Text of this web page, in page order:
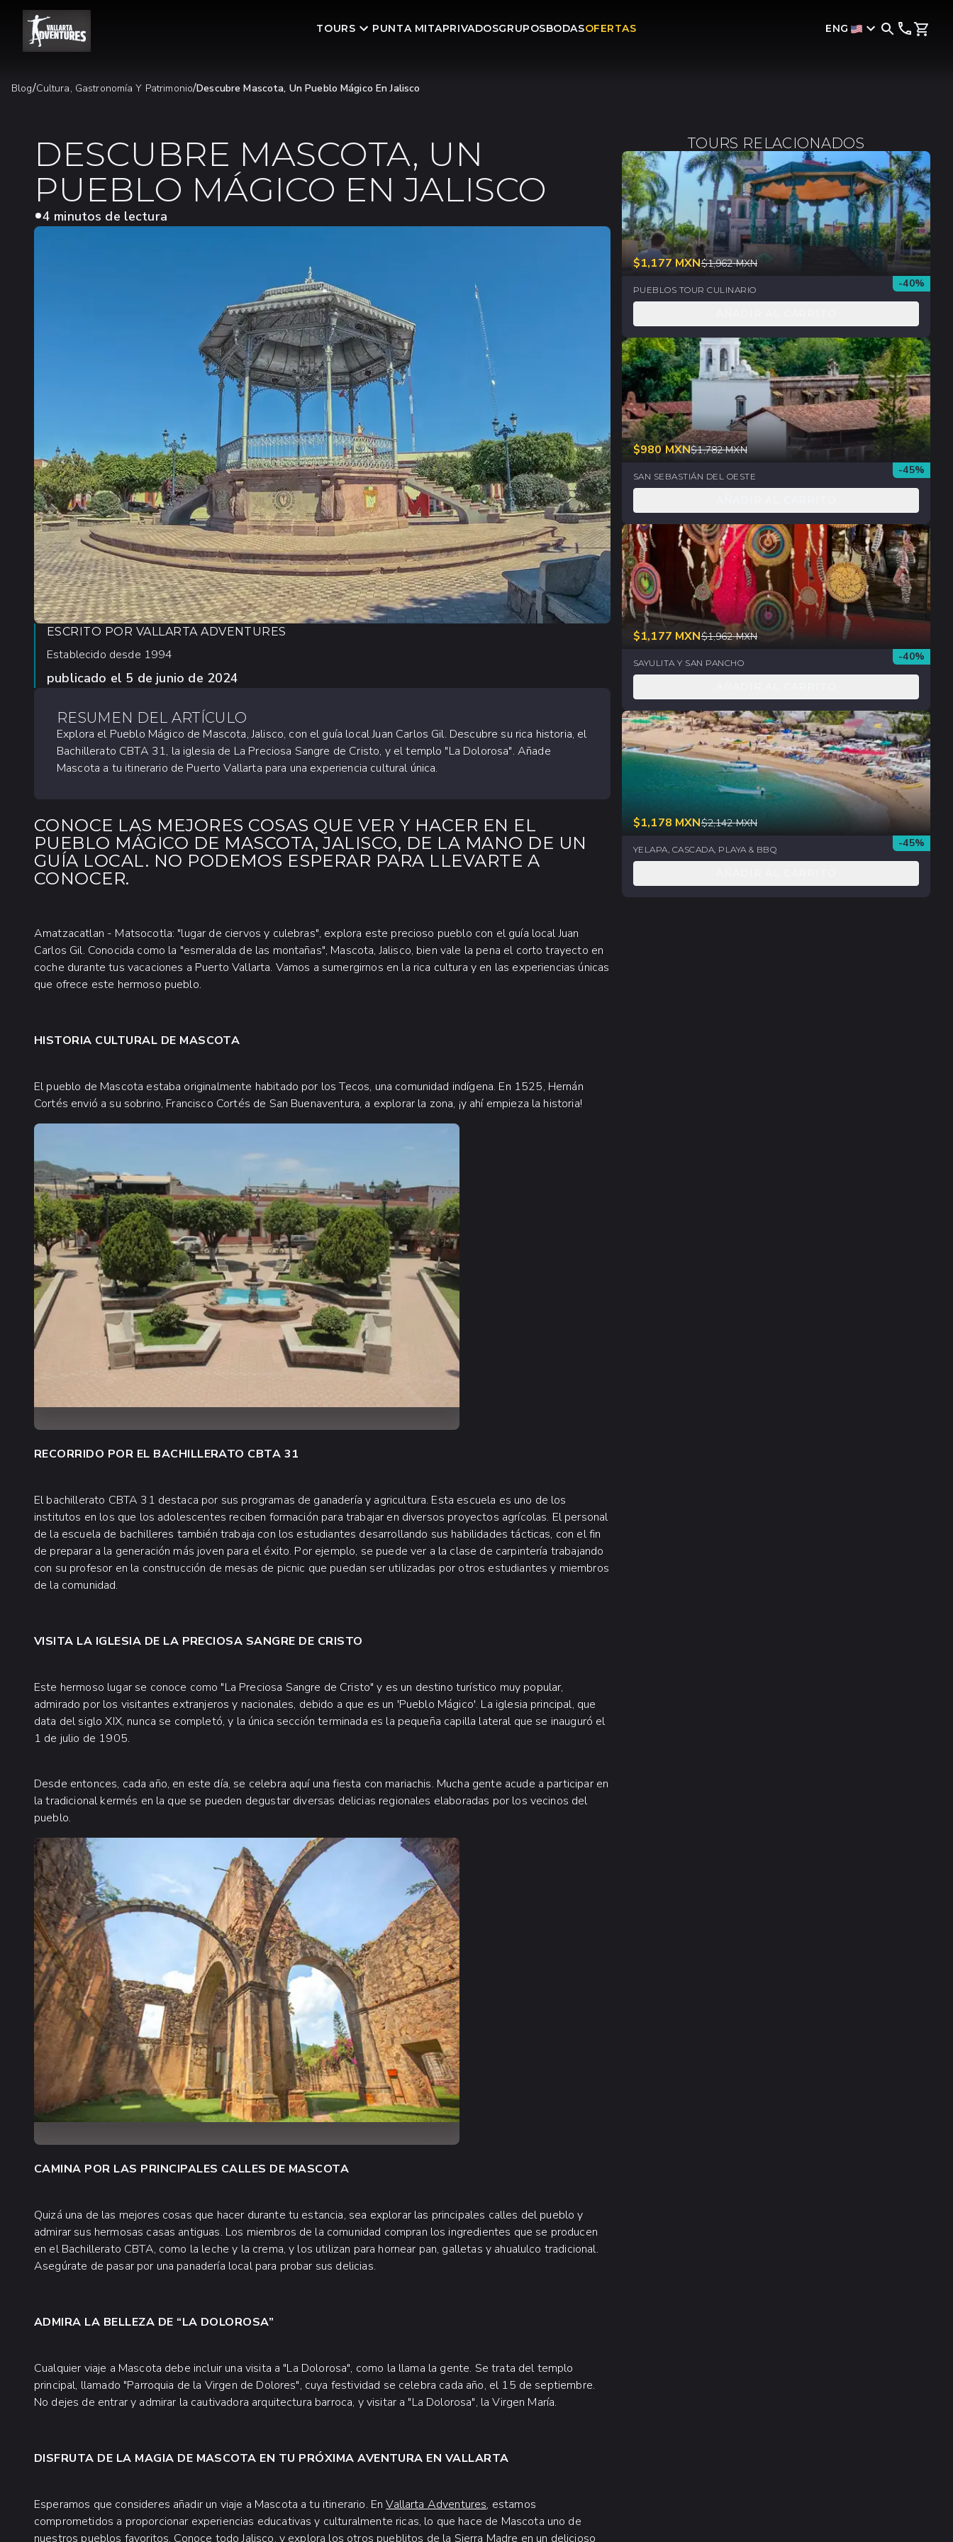
TOURS PUNTA MITAPRIVADOSGRUPOSBODASOFERTAS ENG
Blog/Cultura, Gastronomía Y Patrimonio/Descubre Mascota, Un Pueblo Mágico En Jalisco
DESCUBRE MASCOTA, UN
PUEBLO MÁGICO EN JALISCO
4 minutos de lectura
ESCRITO POR VALLARTA ADVENTURES
Establecido desde 1994
publicado el 5 de junio de 2024
RESUMEN DEL ARTÍCULO
Explora el Pueblo Mágico de Mascota, Jalisco, con el guía local Juan Carlos Gil. Descubre su rica historia, el
Bachillerato CBTA 31, la iglesia de La Preciosa Sangre de Cristo, y el templo "La Dolorosa". Añade
Mascota a tu itinerario de Puerto Vallarta para una experiencia cultural única.
CONOCE LAS MEJORES COSAS QUE VER Y HACER EN EL
PUEBLO MÁGICO DE MASCOTA, JALISCO, DE LA MANO DE UN
GUÍA LOCAL. NO PODEMOS ESPERAR PARA LLEVARTE A
CONOCER.
Amatzacatlan - Matsocotla: "lugar de ciervos y culebras", explora este precioso pueblo con el guía local Juan
Carlos Gil. Conocida como la "esmeralda de las montañas", Mascota, Jalisco, bien vale la pena el corto trayecto en
coche durante tus vacaciones a Puerto Vallarta. Vamos a sumergirnos en la rica cultura y en las experiencias únicas
que ofrece este hermoso pueblo.
HISTORIA CULTURAL DE MASCOTA
El pueblo de Mascota estaba originalmente habitado por los Tecos, una comunidad indígena. En 1525, Hernán
Cortés envió a su sobrino, Francisco Cortés de San Buenaventura, a explorar la zona, ¡y ahí empieza la historia!
RECORRIDO POR EL BACHILLERATO CBTA 31
El bachillerato CBTA 31 destaca por sus programas de ganadería y agricultura. Esta escuela es uno de los
institutos en los que los adolescentes reciben formación para trabajar en diversos proyectos agrícolas. El personal
de la escuela de bachilleres también trabaja con los estudiantes desarrollando sus habilidades tácticas, con el fin
de preparar a la generación más joven para el éxito. Por ejemplo, se puede ver a la clase de carpintería trabajando
con su profesor en la construcción de mesas de picnic que puedan ser utilizadas por otros estudiantes y miembros
de la comunidad.
VISITA LA IGLESIA DE LA PRECIOSA SANGRE DE CRISTO
Este hermoso lugar se conoce como "La Preciosa Sangre de Cristo" y es un destino turístico muy popular,
admirado por los visitantes extranjeros y nacionales, debido a que es un 'Pueblo Mágico'. La iglesia principal, que
data del siglo XIX, nunca se completó, y la única sección terminada es la pequeña capilla lateral que se inauguró el
1 de julio de 1905.
Desde entonces, cada año, en este día, se celebra aquí una fiesta con mariachis. Mucha gente acude a participar en
la tradicional kermés en la que se pueden degustar diversas delicias regionales elaboradas por los vecinos del
pueblo.
CAMINA POR LAS PRINCIPALES CALLES DE MASCOTA
Quizá una de las mejores cosas que hacer durante tu estancia, sea explorar las principales calles del pueblo y
admirar sus hermosas casas antiguas. Los miembros de la comunidad compran los ingredientes que se producen
en el Bachillerato CBTA, como la leche y la crema, y los utilizan para hornear pan, galletas y ahualulco tradicional.
Asegúrate de pasar por una panadería local para probar sus delicias.
ADMIRA LA BELLEZA DE “LA DOLOROSA”
Cualquier viaje a Mascota debe incluir una visita a "La Dolorosa", como la llama la gente. Se trata del templo
principal, llamado "Parroquia de la Virgen de Dolores", cuya festividad se celebra cada año, el 15 de septiembre.
No dejes de entrar y admirar la cautivadora arquitectura barroca, y visitar a "La Dolorosa", la Virgen María.
DISFRUTA DE LA MAGIA DE MASCOTA EN TU PRÓXIMA AVENTURA EN VALLARTA
Esperamos que consideres añadir un viaje a Mascota a tu itinerario. EnVallarta Adventures, estamos
comprometidos a proporcionar experiencias educativas y culturalmente ricas, lo que hace de Mascota uno de
nuestros pueblos favoritos. Conoce todo Jalisco, y explora los otros pueblitos de la Sierra Madre en un delicioso
TOURS RELACIONADOS
$1,177MXN$1,962 MXN
-40%
PUEBLOS TOUR CULINARIO
$980MXN$1,782 MXN
-45%
SAN SEBASTIÁN DEL OESTE
$1,177 MXN$1,962 MXN
-40%
SAYULITA Y SAN PANCHO
$1,178 MXN$2,142 MXN
-45%
YELAPA, CASCADA, PLAYA & BBQ